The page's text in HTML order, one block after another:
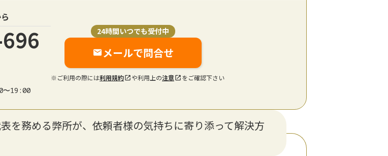
〜19:00
24時間いつでも受付中
メールで問合せ
※ご利用の際には利用規約 や利用上の注意 をご確認下さい
を務める弊所が、依頼者様の気持ちに寄り添って解決方